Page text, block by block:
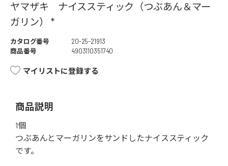
ヤマザキ ナイススティック（つぶあん＆マー
ガリン） *
カタログ番号
20-25-21913
商品番号
4903110351740
マイリストに登録する
商品説明
1個
つぶあんとマーガリンをサンドしたナイススティック
です。